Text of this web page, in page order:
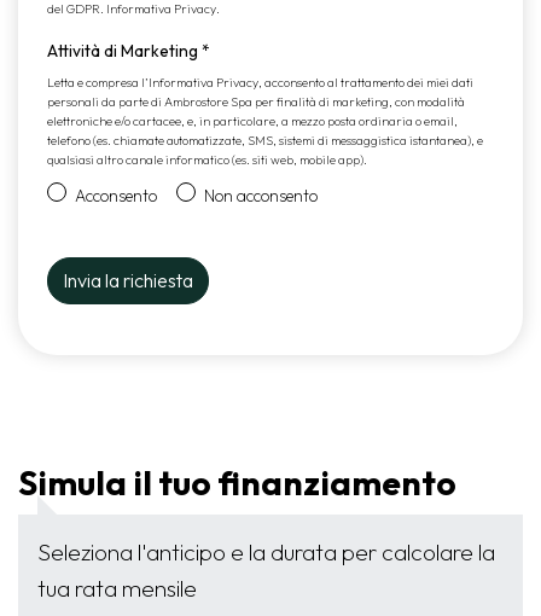
del GDPR. Informativa Privacy.
Attività di Marketing *
Letta e compresa l’Informativa Privacy, acconsento al trattamento dei miei dati
personali da parte di Ambrostore Spa per finalità di marketing, con modalità
elettroniche e/o cartacee, e, in particolare, a mezzo posta ordinaria o email,
telefono (es. chiamate automatizzate, SMS, sistemi di messaggistica istantanea), e
qualsiasi altro canale informatico (es. siti web, mobile app).
Acconsento Non acconsento
Simula il tuo finanziamento
Seleziona l'anticipo e la durata per calcolare la
tua rata mensile